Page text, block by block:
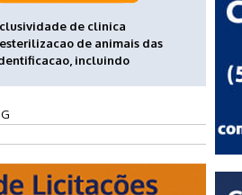
de clinica
de animais das
incluindo